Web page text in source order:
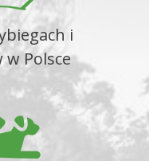
i
Polsce